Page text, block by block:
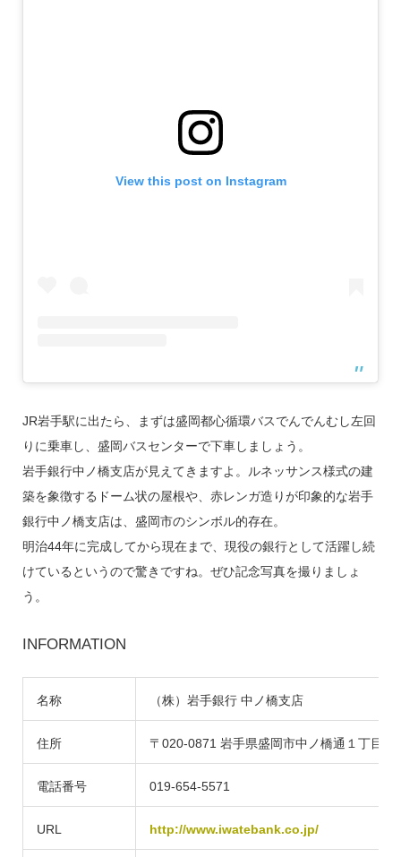
View this post on Instagram
JR岩手駅に出たら、まずは盛岡都心循環バスでんでんむし左回
りに乗車し、盛岡バスセンターで下車しましょう。
岩手銀行中ノ橋支店が見えてきますよ。ルネッサンス様式の建
築を象徴するドーム状の屋根や、赤レンガ造りが印象的な岩手
銀行中ノ橋支店は、盛岡市のシンボル的存在。
明治44年に完成してから現在まで、現役の銀行として活躍し続
けているというので驚きですね。ぜひ記念写真を撮りましょ
う。
INFORMATION
名称 （株）岩手銀行 中ノ橋支店
住所 〒020-0871 岩手県盛岡市中ノ橋通１丁目２
電話番号 019-654-5571
URL http://www.iwatebank.co.jp/